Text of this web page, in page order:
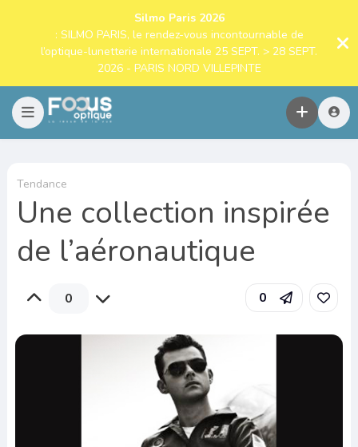
Silmo Paris 2026
: SILMO PARIS, le rendez-vous incontournable de
l’optique-lunetterie internationale 25 SEPT. > 28 SEPT.
2026 - PARIS NORD VILLEPINTE
Tendance
Une collection inspirée
de l’aéronautique
0 0